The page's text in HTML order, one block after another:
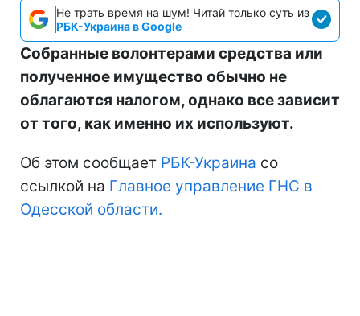
Не трать время на шум! Читай только суть из
РБК-Украина в Google
Собранные волонтерами средства или
полученное имущество обычно не
облагаются налогом, однако все зависит
от того, как именно их используют.
Об этом сообщает РБК-Украина со
ссылкой на Главное управление ГНС в
Одесской области.